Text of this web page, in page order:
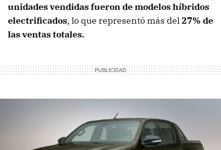
unidades vendidas fueron de modelos híbridos
electrificados, lo que representó más del27% de
las ventas totales.